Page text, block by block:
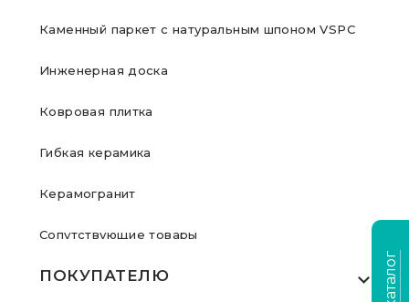
Каменный паркет с натуральным шпоном VSPC
Инженерная доска
Ковровая плитка
Гибкая керамика
Керамогранит
Сопутствующие товары
ПОКУПАТЕЛЮ